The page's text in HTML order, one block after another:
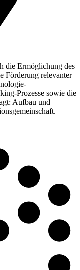
die Ermöglichung des
Förderung relevanter
Prozesse sowie die
Aufbau und